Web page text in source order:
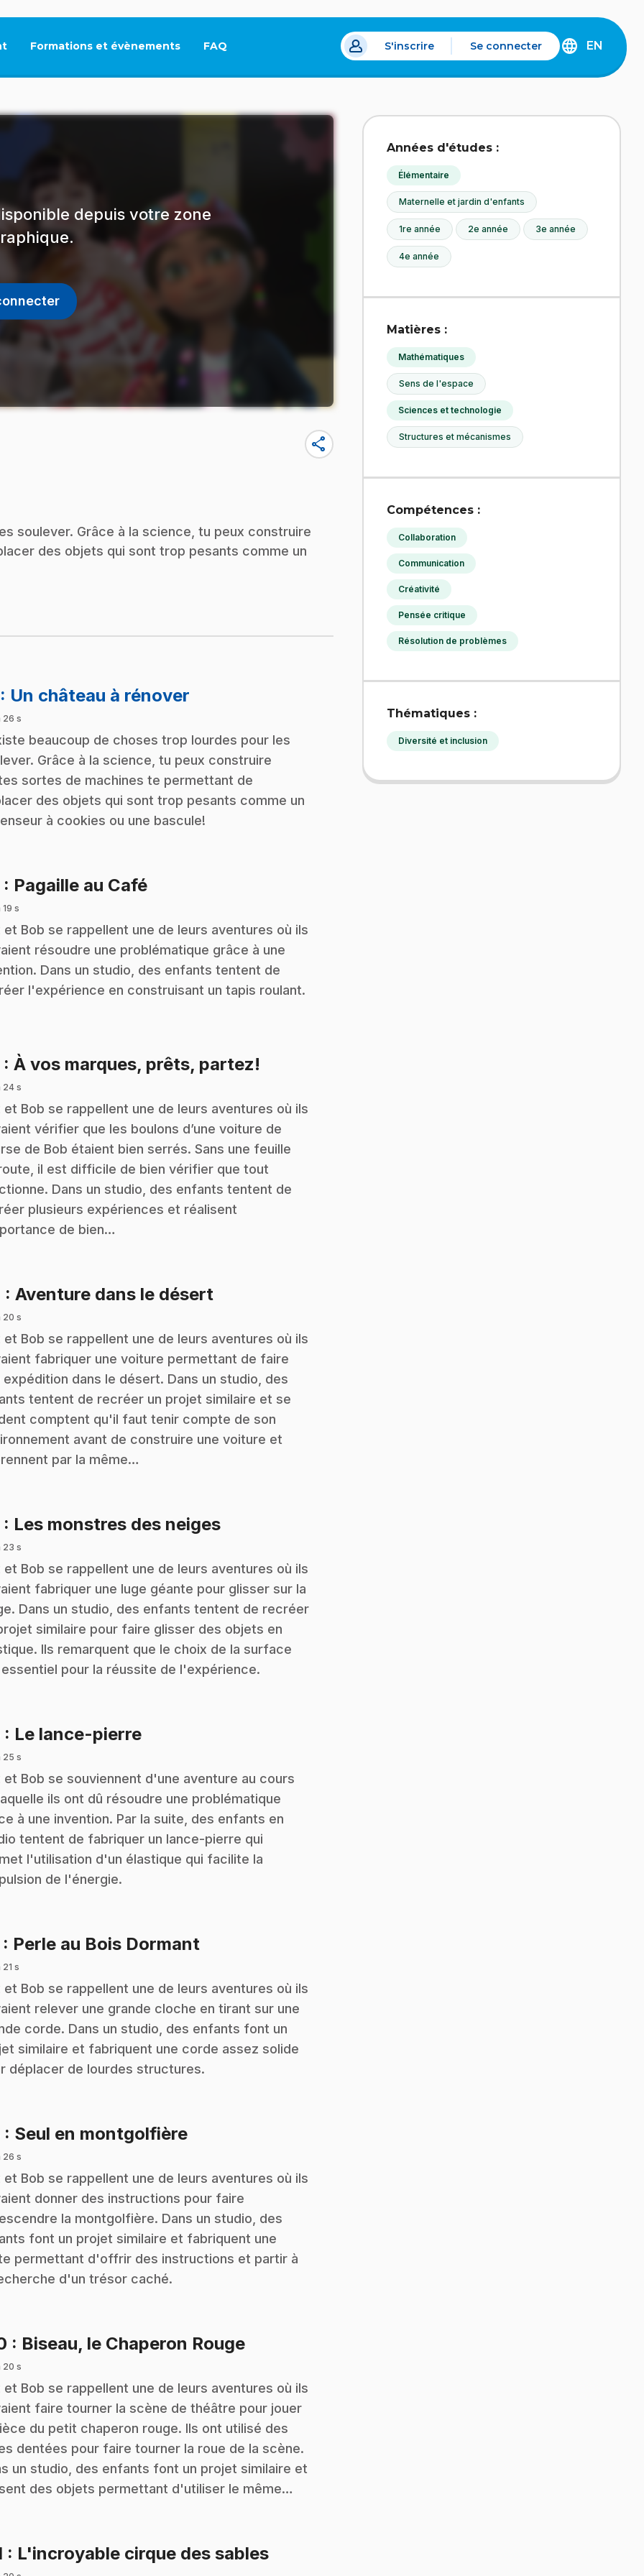
Formations et évènements FAQ
Ce lien s'ouvrira dans un nouvel onglet.
S'inscrire Se connecter
DISCOVER
EN
depuis votre zone
share
soulever. Grâce à la science, tu peux construire
des objets qui sont trop pesants comme un
: Un château à rénover
26 s
beaucoup de choses trop lourdes pour les
Grâce à la science, tu peux construire
sortes de machines te permettant de
des objets qui sont trop pesants comme un
à cookies ou une bascule!
: Pagaille au Café.
19 s
et Bob se rappellent une de leurs aventures où ils
résoudre une problématique grâce à une
Dans un studio, des enfants tentent de
l'expérience en construisant un tapis roulant.
: À vos marques, prêts, partez!
24 s
et Bob se rappellent une de leurs aventures où ils
vérifier que les boulons d’une voiture de
de Bob étaient bien serrés. Sans une feuille
il est difficile de bien vérifier que tout
Dans un studio, des enfants tentent de
plusieurs expériences et réalisent
de bien…
: Aventure dans le désert.
20 s
et Bob se rappellent une de leurs aventures où ils
fabriquer une voiture permettant de faire
expédition dans le désert. Dans un studio, des
tentent de recréer un projet similaire et se
comptent qu'il faut tenir compte de son
avant de construire une voiture et
par la même…
: Les monstres des neiges.
23 s
et Bob se rappellent une de leurs aventures où ils
fabriquer une luge géante pour glisser sur la
Dans un studio, des enfants tentent de recréer
similaire pour faire glisser des objets en
Ils remarquent que le choix de la surface
pour la réussite de l'expérience.
: Le lance-pierre.
25 s
et Bob se souviennent d'une aventure au cours
ils ont dû résoudre une problématique
à une invention. Par la suite, des enfants en
tentent de fabriquer un lance-pierre qui
l'utilisation d'un élastique qui facilite la
de l'énergie.
: Perle au Bois Dormant.
21 s
et Bob se rappellent une de leurs aventures où ils
relever une grande cloche en tirant sur une
corde. Dans un studio, des enfants font un
similaire et fabriquent une corde assez solide
déplacer de lourdes structures.
: Seul en montgolfière.
26 s
et Bob se rappellent une de leurs aventures où ils
donner des instructions pour faire
la montgolfière. Dans un studio, des
font un projet similaire et fabriquent une
permettant d'offrir des instructions et partir à
d'un trésor caché.
: Biseau, le Chaperon Rouge.
20 s
et Bob se rappellent une de leurs aventures où ils
faire tourner la scène de théâtre pour jouer
du petit chaperon rouge. Ils ont utilisé des
dentées pour faire tourner la roue de la scène.
un studio, des enfants font un projet similaire et
des objets permettant d'utiliser le même…
: L'incroyable cirque des sables.
Années d'études :
Élémentaire
Maternelle et jardin d'enfants
1re année 2e année 3e année
4e année
Matières :
Mathématiques
Sens de l'espace
Sciences et technologie
Structures et mécanismes
Compétences :
Collaboration
Communication
Créativité
Pensée critique
Résolution de problèmes
Thématiques :
Diversité et inclusion